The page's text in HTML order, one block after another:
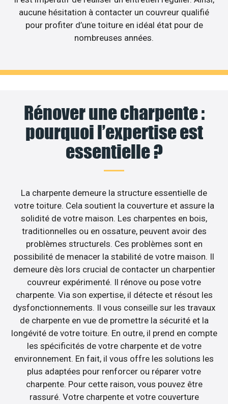
aucune hésitation à contacter un couvreur qualifié
pour profiter d’une toiture en idéal état pour de
nombreuses années.
Rénover une charpente :
pourquoi l’expertise est
essentielle ?
La charpente demeure la structure essentielle de
votre toiture. Cela soutient la couverture et assure la
solidité de votre maison. Les charpentes en bois,
traditionnelles ou en ossature, peuvent avoir des
problèmes structurels. Ces problèmes sont en
possibilité de menacer la stabilité de votre maison. Il
demeure dès lors crucial de contacter un charpentier
couvreur expérimenté. Il rénove ou pose votre
charpente. Via son expertise, il détecte et résout les
dysfonctionnements. Il vous conseille sur les travaux
de charpente en vue de promettre la sécurité et la
longévité de votre toiture. En outre, il prend en compte
les spécificités de votre charpente et de votre
environnement. En fait, il vous offre les solutions les
plus adaptées pour renforcer ou réparer votre
charpente. Pour cette raison, vous pouvez être
rassuré. Votre charpente et votre couverture